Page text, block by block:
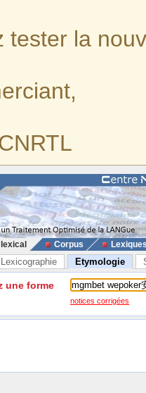
tester la
Corpus
Lexicographie Etymologie
une forme
notices corrigées